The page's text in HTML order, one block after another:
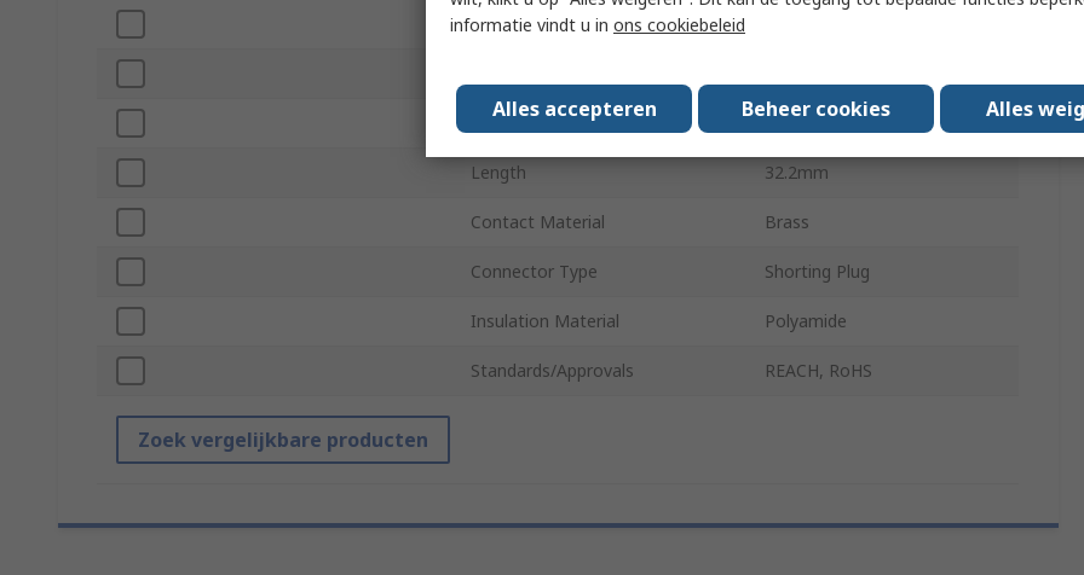
Connector Size
Spring Contact No
Length 32.2mm
Contact Material Brass
Connector Type Shorting Plug
Insulation Material Polyamide
Standards/Approvals REACH, RoHS
Zoek vergelijkbare producten
informatie vindt u in ons cookiebeleid
Alles accepteren Beheer cookies Alles